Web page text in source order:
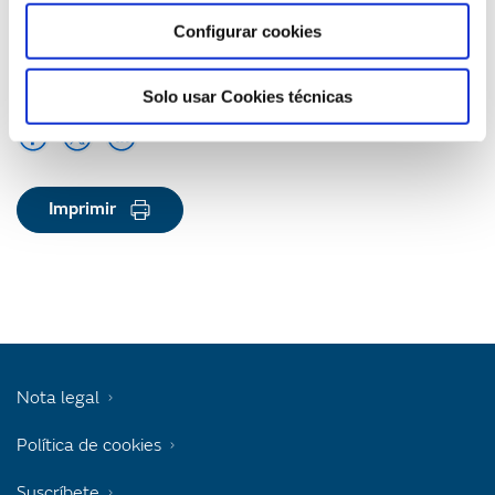
Configurar cookies
Solo usar Cookies técnicas
Imprimir
Nota legal
Política de cookies